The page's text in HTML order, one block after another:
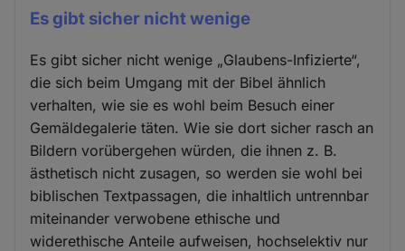
Es gibt sicher nicht wenige
Es gibt sicher nicht wenige „Glaubens-Infizierte“,
die sich beim Umgang mit der Bibel ähnlich
verhalten, wie sie es wohl beim Besuch einer
Gemäldegalerie täten. Wie sie dort sicher rasch an
Bildern vorübergehen würden, die ihnen z. B.
ästhetisch nicht zusagen, so werden sie wohl bei
biblischen Textpassagen, die inhaltlich untrennbar
miteinander verwobene ethische und
widerethische Anteile aufweisen, hochselektiv nur